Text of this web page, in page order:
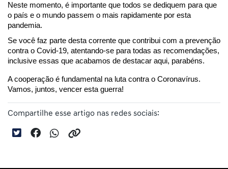
Neste momento, é importante que todos se dediquem para que
o país e o mundo passem o mais rapidamente por esta
pandemia.
Se você faz parte desta corrente que contribui com a prevenção
contra o Covid-19, atentando-se para todas as recomendações,
inclusive essas que acabamos de destacar aqui, parabéns.
A cooperação é fundamental na luta contra o Coronavírus.
Vamos, juntos, vencer esta guerra!
Compartilhe esse artigo nas redes sociais: